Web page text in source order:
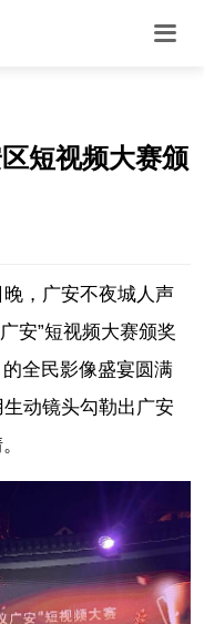
短视频大赛颁
，广安不夜城人声
安”短视频大赛颁奖
全民影像盛宴圆满
动镜头勾勒出广安